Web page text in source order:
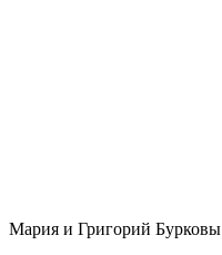
Мария и Григорий Бурковы